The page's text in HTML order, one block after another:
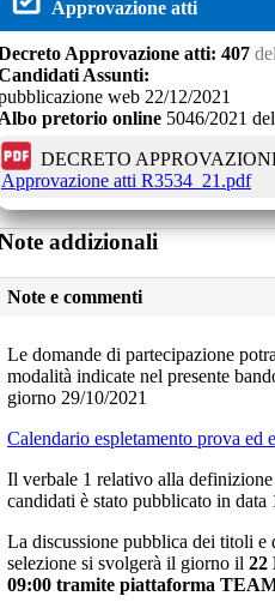
Approvazione atti
Approvazione atti: 407 del
Assunti:
web 22/12/2021
pretorio online 5046/2021 del
DECRETO
Approvazione atti R3534_21.pdf
addizionali
Note e commenti
Le domande di partecipazione
modalità indicate nel presente
giorno 29/10/2021
Calendario espletamento prova ed
Il verbale 1 relativo alla
candidati è stato pubblicato in data
La discussione pubblica dei titoli
selezione si svolgerà il giorno il 22
09:00 tramite piattaforma